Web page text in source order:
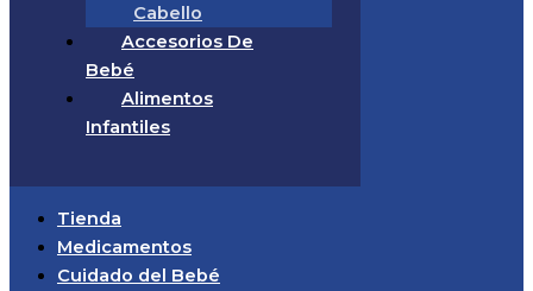
Cabello
Accesorios De
Bebé
Alimentos
Infantiles
Tienda
Medicamentos
Cuidado del Bebé